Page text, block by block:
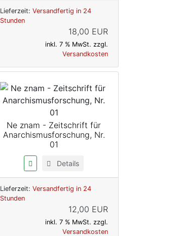
Lieferzeit: Versandfertig in 24
Stunden
18,00 EUR
inkl. 7 % MwSt. zzgl.
Versandkosten
Ne znam - Zeitschrift für
Anarchismusforschung, Nr.
01
Details
Lieferzeit: Versandfertig in 24
Stunden
12,00 EUR
inkl. 7 % MwSt. zzgl.
Versandkosten